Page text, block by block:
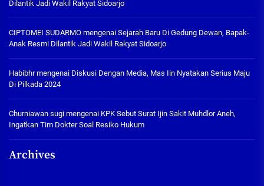
Dilantik Jadi Wakil Rakyat Sidoarjo
CIPTOMEI SUDARMO mengenai Sejarah Baru Di Gedung Dewan, Bapak-
Anak Resmi Dilantik Jadi Wakil Rakyat Sidoarjo
Habibhrmengenai Diskusi Dengan Media, Mas Iin Nyatakan Serius Maju
Di Pilkada 2024
Churniawan sugi mengenai KPK Sebut Surat Ijin Sakit Muhdlor Aneh,
Ingatkan Tim Dokter Soal Resiko Hukum
Archives